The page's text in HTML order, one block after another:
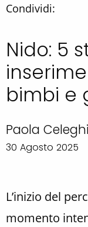
Condividi:
Nido: 5
bimbi e
Paola
30 Agosto 2025
L’inizio del
momento